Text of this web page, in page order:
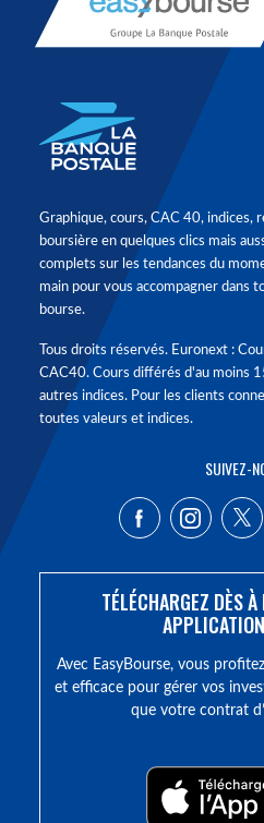
Graphique, cours, CAC 40, indices,
boursière en quelques clics mais
complets sur les tendances du
main pour vous accompagner dans
bourse.
Tous droits réservés. Euronext :
CAC40. Cours différés d'au moins
autres indices. Pour les clients
toutes valeurs et indices.
SUIVEZ-
TÉLÉCHARGEZ DÈS
Avec EasyBourse, vous
et efficace pour gérer vos
que votre contrat